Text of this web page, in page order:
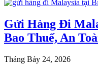
Gửi Hàng Đi
Bao Thuế, An
Tháng Bảy 24, 2026